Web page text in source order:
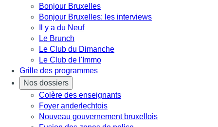
Bonjour Bruxelles
Bonjour Bruxelles: les interviews
Il y a du Neuf
Le Brunch
Le Club du Dimanche
Le Club de l'Immo
Grille des programmes
Nos dossiers
Colère des enseignants
Foyer anderlechtois
Nouveau gouvernement bruxellois